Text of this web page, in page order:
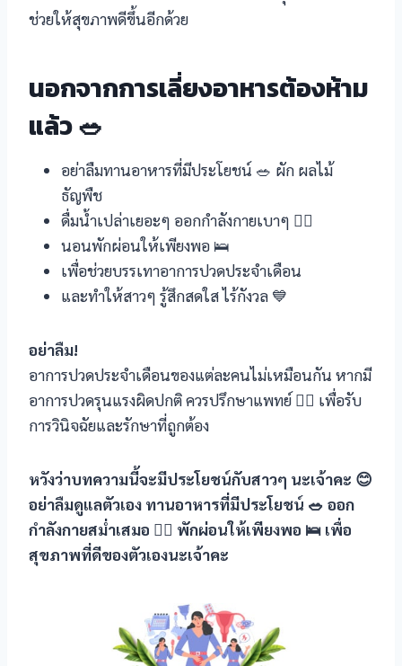
ช่วยให้สุขภาพดีขึ้นอีกด้วย
นอกจากการเลี่ยงอาหารต้องห้าม
แล้ว🥗
อย่าลืมทานอาหารที่มีประโยชน์ 🥗 ผัก ผลไม้
ธัญพืช
ดื่มน้ำเปล่าเยอะๆ ออกกำลังกายเบาๆ 🏃‍♀️
นอนพักผ่อนให้เพียงพอ 🛌
เพื่อช่วยบรรเทาอาการปวดประจำเดือน
และทำให้สาวๆ รู้สึกสดใส ไร้กังวล 💙
อย่าลืม!
อาการปวดประจำเดือนของแต่ละคนไม่เหมือนกัน หากมี
อาการปวดรุนแรงผิดปกติ ควรปรึกษาแพทย์ 👨‍⚕️ เพื่อรับ
การวินิจฉัยและรักษาที่ถูกต้อง
หวังว่าบทความนี้จะมีประโยชน์กับสาวๆ นะเจ้าคะ 😊
อย่าลืมดูแลตัวเอง ทานอาหารที่มีประโยชน์ 🥗 ออก
กำลังกายสม่ำเสมอ 🏃‍♀️ พักผ่อนให้เพียงพอ 🛌 เพื่อ
สุขภาพที่ดีของตัวเองนะเจ้าคะ